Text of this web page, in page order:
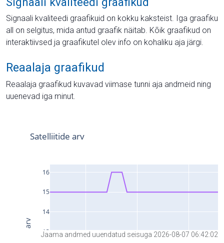
Signaali kvaliteedi graafikuid on kokku kaksteist. Iga graafiku
all on selgitus, mida antud graafik näitab. Kõik graafikud on
interaktiivsed ja graafikutel olev info on kohaliku aja järgi.
Reaalaja graafikud
Reaalaja graafikud kuvavad viimase tunni aja andmeid ning
uuenevad iga minut.
Jaama andmed uuendatud seisuga 2026-08-07 06:42:02